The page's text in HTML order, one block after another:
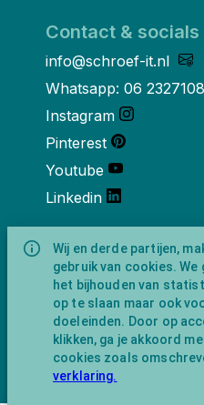
Wij en derde partijen,
gebruik van cookies.
het bijhouden van
op te slaan maar ook
doeleinden. Door op
klikken, ga je akkoord
cookies zoals
verklaring.
Contact & socials
info@schroef-it.nl
Whatsapp: 06
Instagram
Pinterest
Youtube
Linkedin
Over ons
Schroef-it is een
NewFeather B.V.
nummer 91702593
identificatienummer
Postadres
Uithoorn (geen